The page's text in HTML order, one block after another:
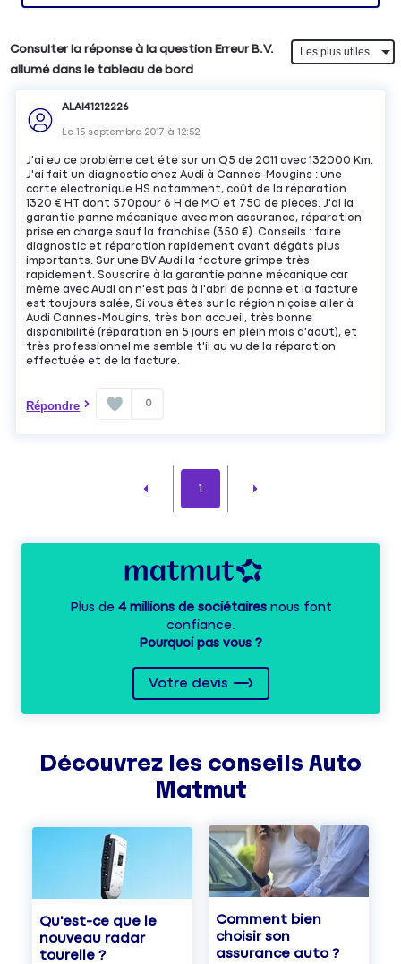
Consulter la réponse à la question Erreur B.V.
allumé dans le tableau de bord
ALAI41212226
Le15 septembre 2017 à12:52
J'ai eu ce problème cet été sur un Q5 de 2011 avec 132000 Km.
J'ai fait un diagnostic chez Audi à Cannes-Mougins : une
carte électronique HS notamment, coût de la réparation
1320 € HT dont 570pour 6 H de MO et 750 de pièces. J'ai la
garantie panne mécanique avec mon assurance, réparation
prise en charge sauf la franchise (350 €). Conseils : faire
diagnostic et réparation rapidement avant dégâts plus
importants. Sur une BV Audi la facture grimpe très
rapidement. Souscrire à la garantie panne mécanique car
même avec Audi on n'est pas à l'abri de panne et la facture
est toujours salée, Si vous êtes sur la région niçoise aller à
Audi Cannes-Mougins, très bon accueil, très bonne
disponibilité (réparation en 5 jours en plein mois d'août), et
très professionnel me semble t'il au vu de la réparation
effectuée et de la facture.
Répondre 0
1
Plus de 4 millions de sociétairesnous font
confiance.
Pourquoi pas vous ?
Votre devis
Découvrez les conseils Auto
Matmut
Qu'est-ce que le
nouveau radar
tourelle ?
Comment bien
choisir son
assurance auto ?